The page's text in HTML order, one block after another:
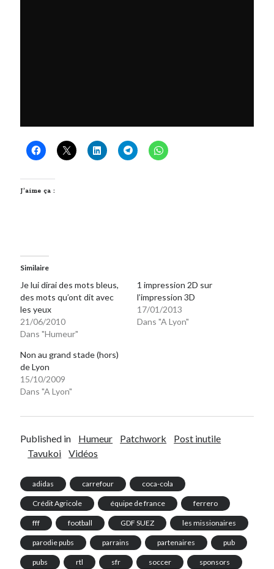
J’aime ça :
Similaire
Je lui dirai des mots bleus,
des mots qu’ont dit avec
les yeux
21/06/2010
Dans "Humeur"
1 impression 2D sur
l’impression 3D
17/01/2013
Dans "A Lyon"
Non au grand stade (hors)
de Lyon
15/10/2009
Dans "A Lyon"
Published in Humeur Patchwork
Post inutile
Tavukoi
Vidéos
adidas carrefour coca-cola
Crédit Agricole équipe de france ferrero
fff football GDF SUEZ les missionaires
parodie pubs parrains partenaires pub
pubs rtl sfr soccer sponsors